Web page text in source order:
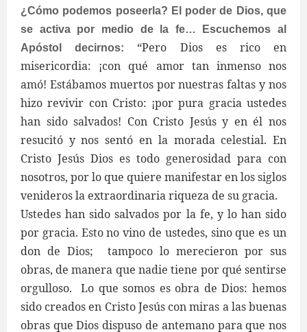
¿Cómo podemos poseerla? El poder de Dios, que
se activa por medio de la fe… Escuchemos al
Apóstol decirnos: “Pero Dios es rico en
misericordia: ¡con qué amor tan inmenso nos
amó! Estábamos muertos por nuestras faltas y nos
hizo revivir con Cristo: ¡por pura gracia ustedes
han sido salvados! Con Cristo Jesús y en él nos
resucitó y nos sentó en la morada celestial. En
Cristo Jesús Dios es todo generosidad para con
nosotros, por lo que quiere manifestar en los siglos
venideros la extraordinaria riqueza de su gracia.
Ustedes han sido salvados por la fe, y lo han sido
por gracia. Esto no vino de ustedes, sino que es un
don de Dios; tampoco lo merecieron por sus
obras, de manera que nadie tiene por qué sentirse
orgulloso. Lo que somos es obra de Dios: hemos
sido creados en Cristo Jesús con miras a las buenas
obras que Dios dispuso de antemano para que nos